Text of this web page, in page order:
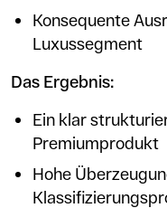
Konsequente
Luxussegment
Das Ergebnis:
Ein klar
Premiumprodukt
Hohe